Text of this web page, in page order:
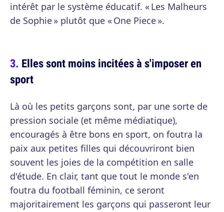
intérêt par le système éducatif. « Les Malheurs
de Sophie » plutôt que « One Piece ».
Elles sont moins incitées à s'imposer en
sport
Là où les petits garçons sont, par une sorte de
pression sociale (et même médiatique),
encouragés à être bons en sport, on foutra la
paix aux petites filles qui découvriront bien
souvent les joies de la compétition en salle
d'étude. En clair, tant que tout le monde s'en
foutra du football féminin, ce seront
majoritairement les garçons qui passeront leur